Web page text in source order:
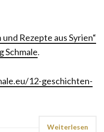
Rezepte aus Syrien“
Schmale.
12-geschichten-
Weiterlesen